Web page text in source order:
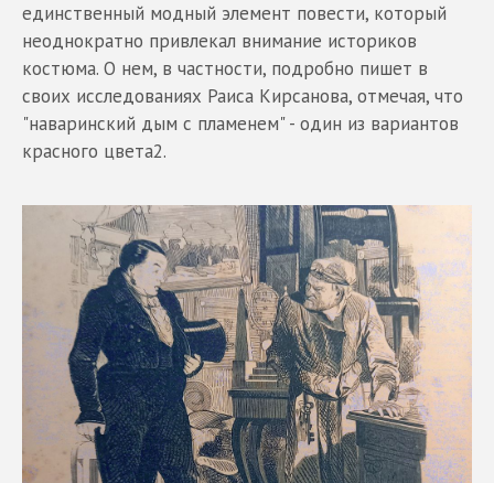
единственный модный элемент повести, который
неоднократно привлекал внимание историков
костюма. О нем, в частности, подробно пишет в
своих исследованиях Раиса Кирсанова, отмечая, что
"наваринский дым с пламенем" - один из вариантов
красного цвета2.